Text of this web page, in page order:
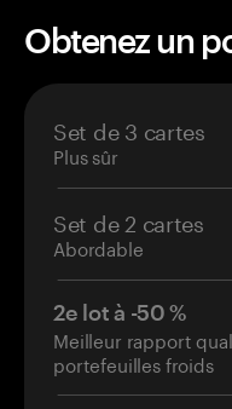
Obtenez un
Set de 3 cartes
Plus sûr
Set de 2 cartes
Abordable
2e lot à -50 %
Meilleur rapport
portefeuilles froids